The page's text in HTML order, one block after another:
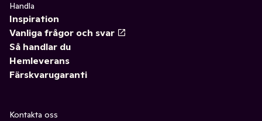
Handla
Inspiration
Vanliga frågor och svar
Så handlar du
Hemleverans
Färskvarugaranti
Kontakta oss